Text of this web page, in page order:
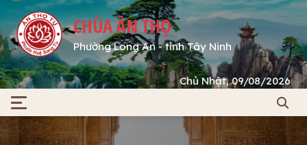
CHÙA ÂN THỌ
Phường Long An - tỉnh Tây Ninh
Chủ Nhật, 09/08/2026